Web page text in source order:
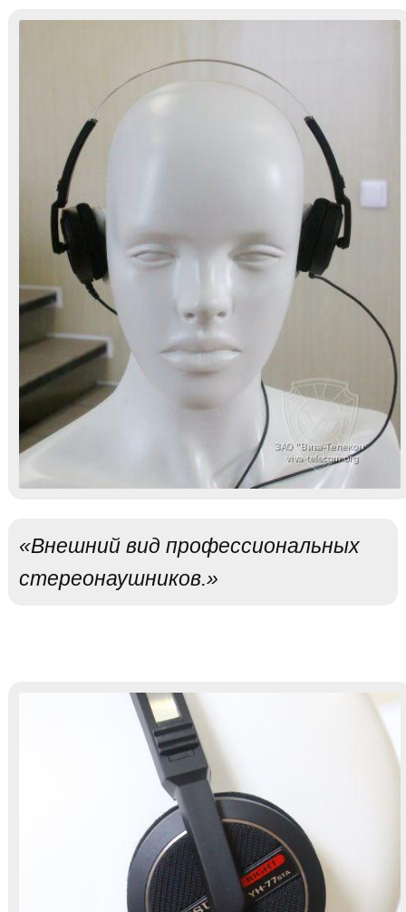
«Внешний вид профессиональных
стереонаушников.»